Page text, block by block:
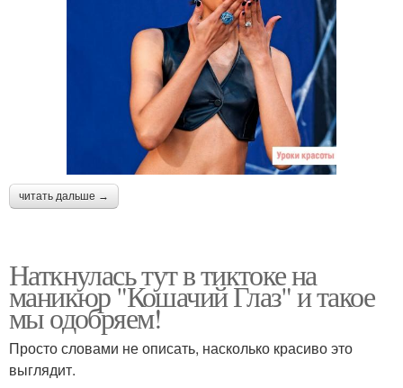
читать дальше →
Наткнулась тут в тиктоке на
маникюр "Кошачий Глаз" и такое
мы одобряем!
Просто словами не описать, насколько красиво это
выглядит.